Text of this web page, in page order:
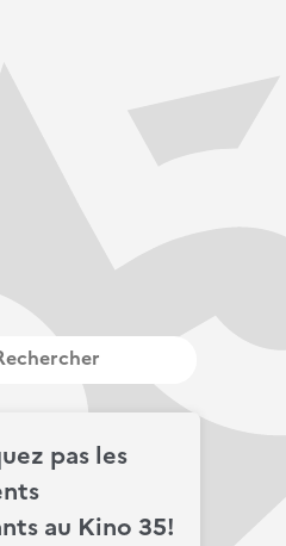
pas les
au Kino 35!